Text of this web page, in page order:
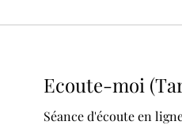
Ecoute-moi
Séance d'écoute en